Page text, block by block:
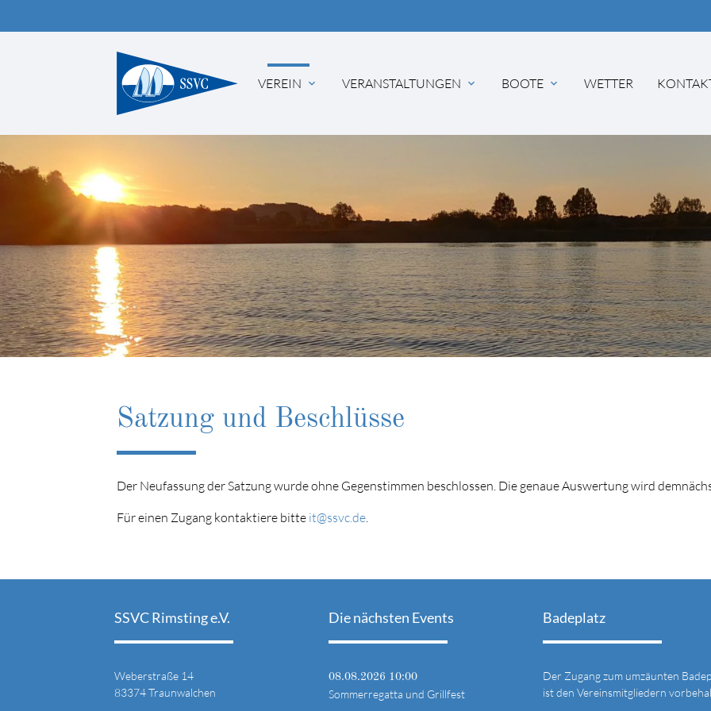
VEREIN VERANSTALTUNGEN BOOTE WETTER
Satzung und Beschlüsse
Der Neufassung der Satzung wurde ohne Gegenstimmen beschlossen. Die genaue Auswertung wird
Für einen Zugang kontaktiere bitte it@ssvc.de
SSVC Rimsting e.V.
Weberstraße 14
83374 Traunwalchen
Die nächsten Events
08.08.2026 10:00
Sommerregatta und Grillfest
Badeplatz
Der Zugang zum umzäunten
ist den Vereinsmitgliedern